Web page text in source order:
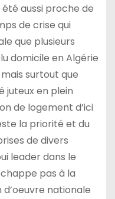
été aussi proche de
de crise qui
que plusieurs
domicile en Algérie
surtout que
juteux en plein
de logement d’ici
la priorité et du
de divers
leader dans le
pas à la
nationale